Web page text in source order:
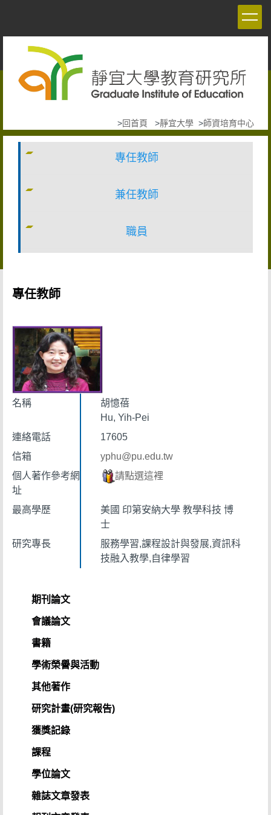
>回首頁 >靜宜大學 >師資培育中心
專任教師
兼任教師
職員
專任教師
名稱
胡憶蓓
Hu, Yih-Pei
連絡電話
17605
信箱
yphu@pu.edu.tw
個人著作參考網
址
請點選這裡
最高學歷
美國 印第安納大學 教學科技 博
士
研究專長
服務學習,課程設計與發展,資訊科
技融入教學,自律學習
期刊論文
會議論文
書籍
學術榮譽與活動
其他著作
研究計畫(研究報告)
獲獎記錄
課程
學位論文
雜誌文章發表